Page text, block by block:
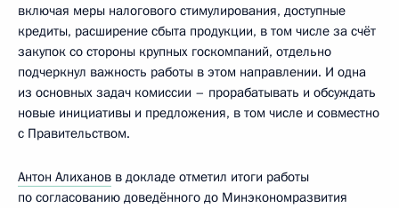
включая меры налогового стимулирования, доступные
кредиты, расширение сбыта продукции, в том числе за счёт
закупок со стороны крупных госкомпаний, отдельно
подчеркнул важность работы в этом направлении. И одна
из основных задач комиссии – прорабатывать и обсуждать
новые инициативы и предложения, в том числе и совместно
с Правительством.
Антон Алиханов в докладе отметил итоги работы
по согласованию доведённого до Минэкономразвития